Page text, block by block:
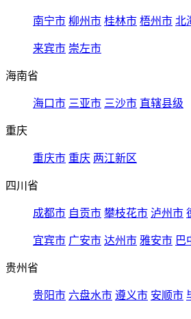
南宁市 柳州市 桂林市 梧州市 北
来宾市 崇左市
海南省
海口市 三亚市 三沙市 直辖县级
重庆
重庆市 重庆 两江新区
四川省
成都市 自贡市 攀枝花市 泸州市
宜宾市 广安市 达州市 雅安市 巴
贵州省
贵阳市 六盘水市 遵义市 安顺市